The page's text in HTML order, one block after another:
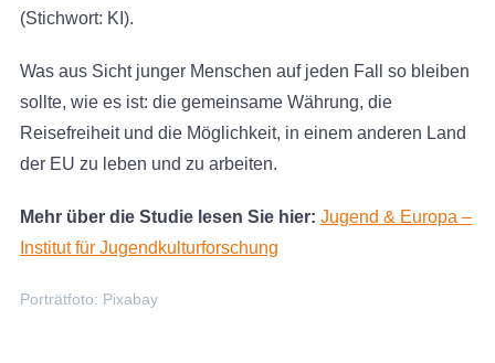
(Stichwort: KI).
Was aus Sicht junger Menschen auf jeden Fall so bleiben
sollte, wie es ist: die gemeinsame Währung, die
Reisefreiheit und die Möglichkeit, in einem anderen Land
der EU zu leben und zu arbeiten.
Mehr über die Studie lesen Sie hier: Jugend & Europa –
Institut für Jugendkulturforschung
Porträtfoto: Pixabay